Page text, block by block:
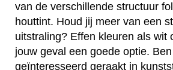
van de verschillende structuur
houttint. Houd jij meer van een
uitstraling? Effen kleuren als wit
jouw geval een goede optie.
geïnteresseerd geraakt in